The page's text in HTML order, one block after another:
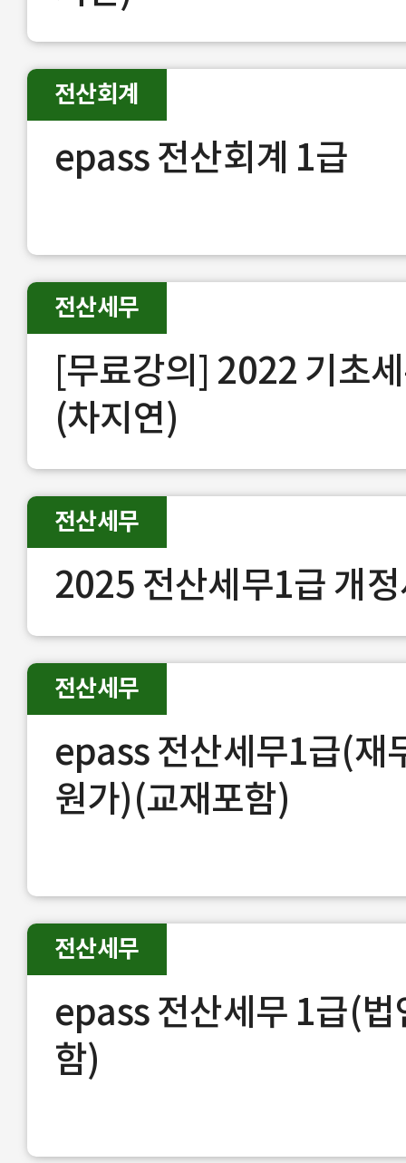
epass 전산회계 1급
전산회계
[무료강의] 2022 기초
(차지연)
전산세무
2025 전산세무1급 개
전산세무
epass 전산세무1급(재
원가)(교재포함)
전산세무
epass 전산세무 1급(
함)
전산세무